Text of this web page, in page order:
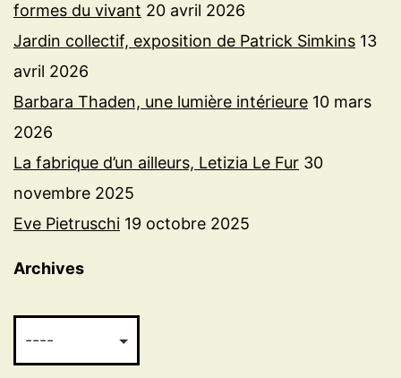
formes du vivant 20 avril 2026
Jardin collectif, exposition de Patrick Simkins 13
avril 2026
Barbara Thaden, une lumière intérieure 10 mars
2026
La fabrique d’un ailleurs, Letizia Le Fur 30
novembre 2025
Eve Pietruschi 19 octobre 2025
Archives